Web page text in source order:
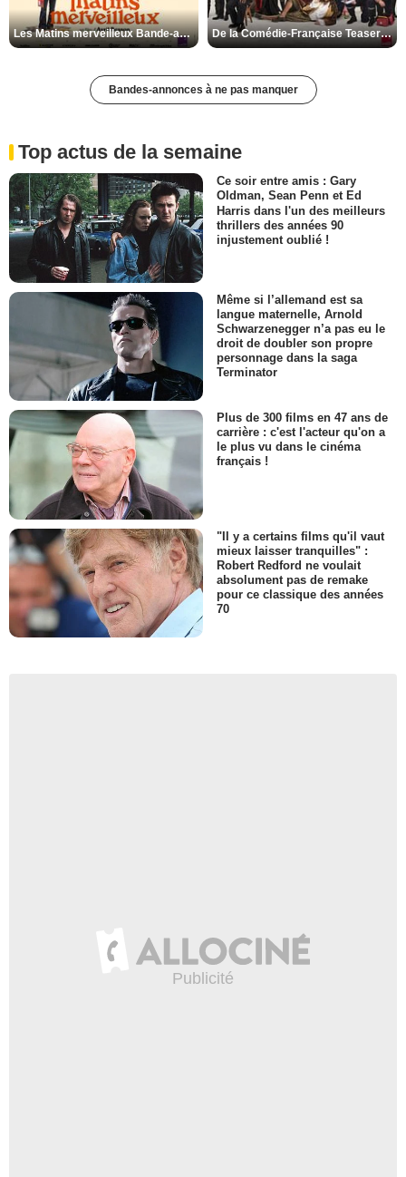
Les Matins merveilleux Bande-annonce VF De la Comédie-Française Teaser VF
Bandes-annonces à ne pas manquer
Top actus de la semaine
Ce soir entre amis : Gary
Oldman, Sean Penn et Ed
Harris dans l'un des meilleurs
thrillers des années 90
injustement oublié !
Même si l’allemand est sa
langue maternelle, Arnold
Schwarzenegger n’a pas eu le
droit de doubler son propre
personnage dans la saga
Terminator
Plus de 300 films en 47 ans de
carrière : c'est l'acteur qu'on a
le plus vu dans le cinéma
français !
"Il y a certains films qu'il vaut
mieux laisser tranquilles" :
Robert Redford ne voulait
absolument pas de remake
pour ce classique des années
70